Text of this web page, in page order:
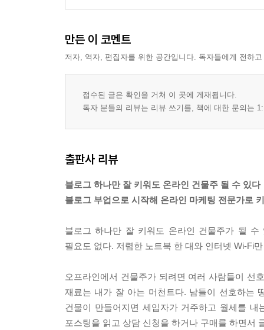
만든 이 코멘트
저자, 역자, 편집자를 위한 공간입니다. 독자들에게 전하
접수된 글은 확인을 거쳐 이 곳에 게재됩니다.
독자 분들의 리뷰는 리뷰 쓰기를, 책에 대한 문의는
출판사 리뷰
블로그 하나만 잘 키워도 온라인 건물주 될 수 있다
블로그 부업으로 시작해 온라인 마케팅 전문가로
블로그 하나만 잘 키워도 온라인 건물주가 될
필요도 없다. 저렴한 노트북 한 대와 인터넷 Wi-Fi
오프라인에서 건물주가 되려면 여러 사람들이 선
재료는 내가 잘 아는 머천트다. 남들이 선호하는
건물이 만들어지면 세입자가 거주하고 월세를
포스팅을 읽고 상담 신청을 하거나 구매를 하면서